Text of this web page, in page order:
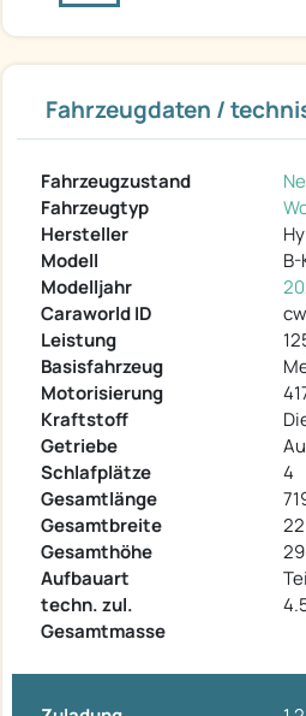
Fahrzeugdaten /
Fahrzeugzustand
Fahrzeugtyp
Hersteller
Modell
Modelljahr
Caraworld ID
Leistung
Basisfahrzeug
Motorisierung
Kraftstoff
Getriebe
Schlafplätze
4
Gesamtlänge
Gesamtbreite
Gesamthöhe
Aufbauart
techn. zul.
Gesamtmasse